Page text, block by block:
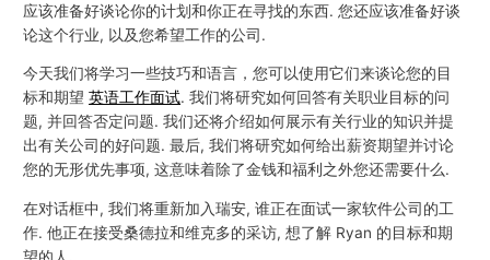
应该准备好谈论你的计划和你正在寻找的东西. 您还应该准备好谈
论这个行业, 以及您希望工作的公司.
今天我们将学习一些技巧和语言，您可以使用它们来谈论您的目
标和期望英语工作面试. 我们将研究如何回答有关职业目标的问
题, 并回答否定问题. 我们还将介绍如何展示有关行业的知识并提
出有关公司的好问题. 最后, 我们将研究如何给出薪资期望并讨论
您的无形优先事项, 这意味着除了金钱和福利之外您还需要什么.
在对话框中, 我们将重新加入瑞安, 谁正在面试一家软件公司的工
作. 他正在接受桑德拉和维克多的采访, 想了解 Ryan 的目标和期